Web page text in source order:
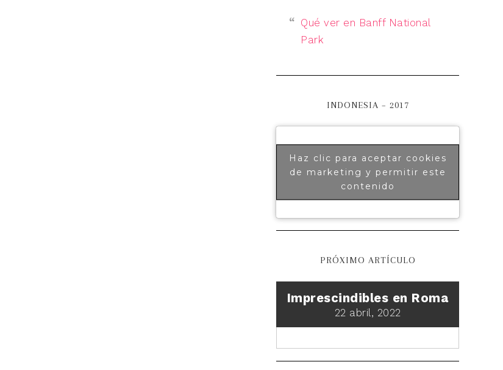
Qué ver en Banff National
Park
INDONESIA – 2017
Haz clic para aceptar cookies
de marketing y permitir este
contenido
PRÓXIMO ARTÍCULO
Imprescindibles en Roma
22 abril, 2022